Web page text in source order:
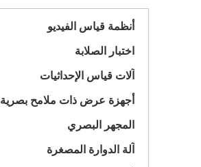
أنظمة قياس الفيديو
اختبار الصلابة
آلات قياس الإحداثيات
أجهزة عرض ذات ملامح بصرية
المجهر البصري
آلة الدوارة المصغرة